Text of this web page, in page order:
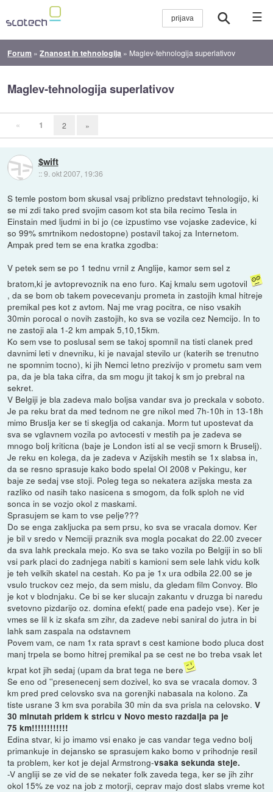
☰
Forum »Znanost in tehnologija » Maglev-tehnologija superlativov
Maglev-tehnologija superlativov
« 1 2 »
$wift
::9. okt 2007, 19:36
S temle postom bom skusal vsaj priblizno predstavt tehnologijo, ki
se mi zdi tako pred svojim casom kot sta bila recimo Tesla in
Einstain med ljudmi in bi jo (ce izpustimo vse vojaske zadevice, ki
so 99% smrtnikom nedostopne) postavil takoj za Internetom.
Ampak pred tem se ena kratka zgodba:
V petek sem se po 1 tednu vrnil z Anglije, kamor sem sel z
bratom,ki je avtoprevoznik na eno furo. Kaj kmalu sem ugotovil
, da se bom ob takem povecevanju prometa in zastojih kmal hitreje
premikal pes kot z avtom. Naj me vrag pocitra, ce niso vsakih
30min porocal o novih zastojih, ko sva se vozila cez Nemcijo. In to
ne zastoji ala 1-2 km ampak 5,10,15km.
Ko sem vse to poslusal sem se takoj spomnil na tisti clanek pred
davnimi leti v dnevniku, ki je navajal stevilo ur (katerih se trenutno
ne spomnim tocno), ki jih Nemci letno prezivijo v prometu sam vem
pa, da je bla taka cifra, da sm mogu jit takoj k sm jo prebral na
sekret.
V Belgiji je bla zadeva malo boljsa vandar sva jo preckala v soboto.
Je pa reku brat da med tednom ne gre nikol med 7h-10h in 13-18h
mimo Bruslja ker se ti skeglja od cakanja. Morm tut upostevat da
sva se vglavnem vozila po avtocesti v mestih pa je zadeva se
mnogo bolj kriticna (baje je London isti al se vecji smorn k Bruselj).
Je reku en kolega, da je zadeva v Azijskih mestih se 1x slabsa in,
da se resno sprasuje kako bodo spelal OI 2008 v Pekingu, ker
baje ze sedaj vse stoji. Poleg tega so nekatera azijska mesta za
razliko od nasih tako nasicena s smogom, da folk sploh ne vid
sonca in se vozjo okol z maskami.
Sprasujem se kam to vse pelje???
Do se enga zakljucka pa sem prsu, ko sva se vracala domov. Ker
je bil v sredo v Nemciji praznik sva mogla pocakat do 22.00 zvecer
da sva lahk preckala mejo. Ko sva se tako vozila po Belgiji in so bli
vsi park placi do zadnjega nabiti s kamioni sem sele lahk vidu kolk
je teh velkih skatel na cestah. Ko pa je 1x ura odbila 22.00 se je
vsulo truckov cez mejo, da sem mislu, da gledam film Convoy. Blo
je kot v blodnjaku. Ce bi se ker slucajn zakantu v druzga bi naredu
svetovno pizdarijo oz. domina efekt( pade ena padejo vse). Ker je
vmes se lil k iz skafa sm zihr, da zadeve nebi saniral do jutra in bi
lahk sam zaspala na odstavnem
Povem vam, ce nam 1x rata spravt s cest kamione bodo pluca dost
manj trpela se bomo hitrej premikal pa se cest ne bo treba vsak let
krpat kot jih sedaj (upam da brat tega ne bere
Se eno od ''presenecenj sem dozivel, ko sva se vracala domov. 3
km pred pred celovsko sva na gorenjki nabasala na kolono. Za
tiste usrane 3 km sva porabila 30 min da sva prisla na celovsko. V
30 minutah pridem k stricu v Novo mesto razdalja pa je
75 km!!!!!!!!!!!!
Edina stvar, ki jo imamo vsi enako je cas vandar tega vedno bolj
primankuje in dejansko se sprasujem kako bomo v prihodnje resil
ta problem, ker kot je dejal Armstrong-vsaka sekunda steje.
-V angliji se ze vid de se nekater folk zaveda tega, ker se jih zihr
okol 15% ze voz na job z motorji, ceprav majo dost slabs vreme kot